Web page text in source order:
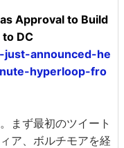
Approval to Build
DC
announced-he
hyperloop-fro
まず最初のツイート
ア、ボルチモアを経